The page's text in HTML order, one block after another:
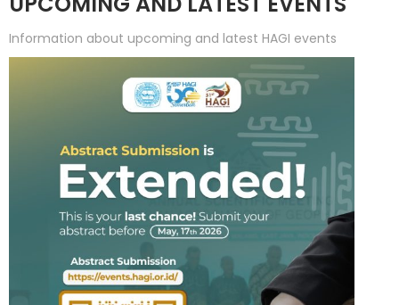
Information about upcoming and latest HAGI events